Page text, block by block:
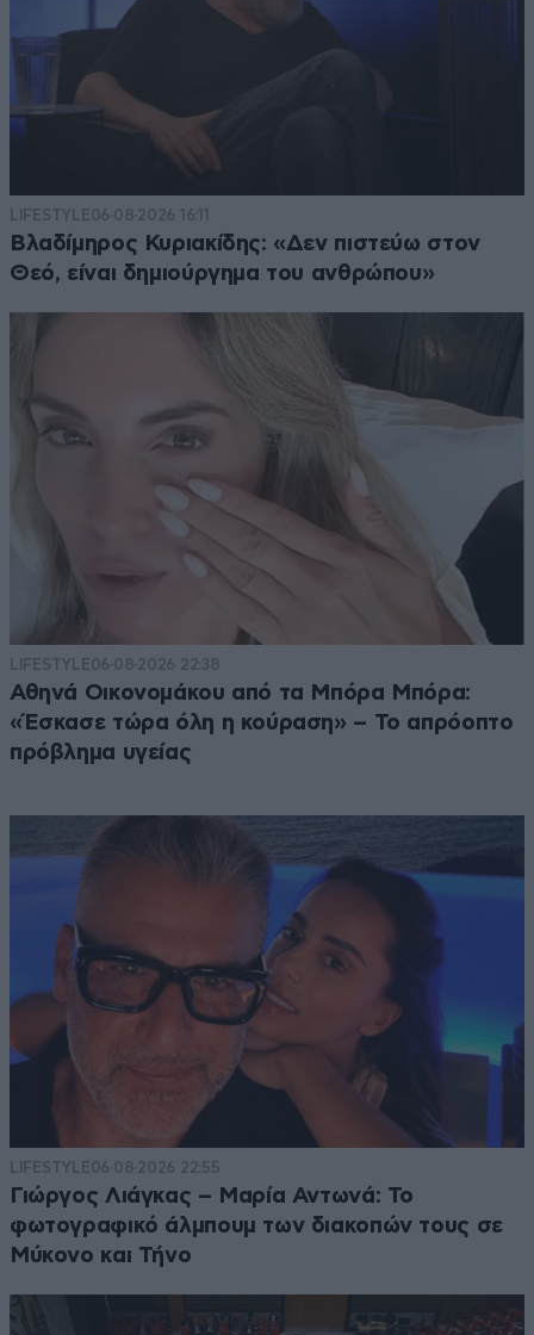
LIFESTYLE06·08·2026 16:11
Βλαδίμηρος Κυριακίδης: «Δεν πιστεύω στον
Θεό, είναι δημιούργημα του ανθρώπου»
LIFESTYLE06·08·2026 22:38
Αθηνά Οικονομάκου από τα Μπόρα Μπόρα:
«Έσκασε τώρα όλη η κούραση» – Το απρόοπτο
πρόβλημα υγείας
LIFESTYLE06·08·2026 22:55
Γιώργος Λιάγκας – Μαρία Αντωνά: Το
φωτογραφικό άλμπουμ των διακοπών τους σε
Μύκονο και Τήνο